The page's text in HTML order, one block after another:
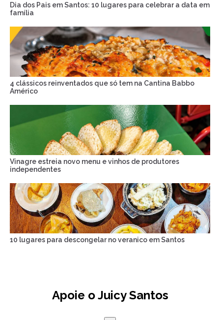
Dia dos Pais em Santos: 10 lugares para celebrar a data em
família
4 clássicos reinventados que só tem na Cantina Babbo
Américo
Vinagre estreia novo menu e vinhos de produtores
independentes
10 lugares para descongelar no veranico em Santos
Apoie o Juicy Santos